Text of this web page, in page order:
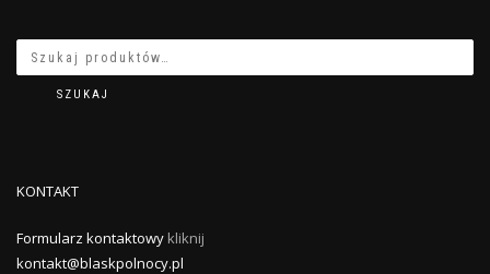
SZUKAJ
KONTAKT
Formularz kontaktowy kliknij
kontakt@blaskpolnocy.pl